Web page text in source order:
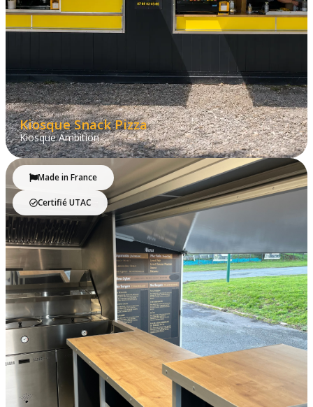
Kiosque Snack Pizza
Kiosque Ambition
Made in France
Certifié UTAC